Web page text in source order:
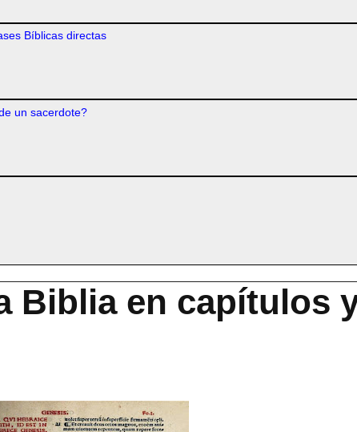
Bíblicas directas
un sacerdote?
Biblia en capítulos